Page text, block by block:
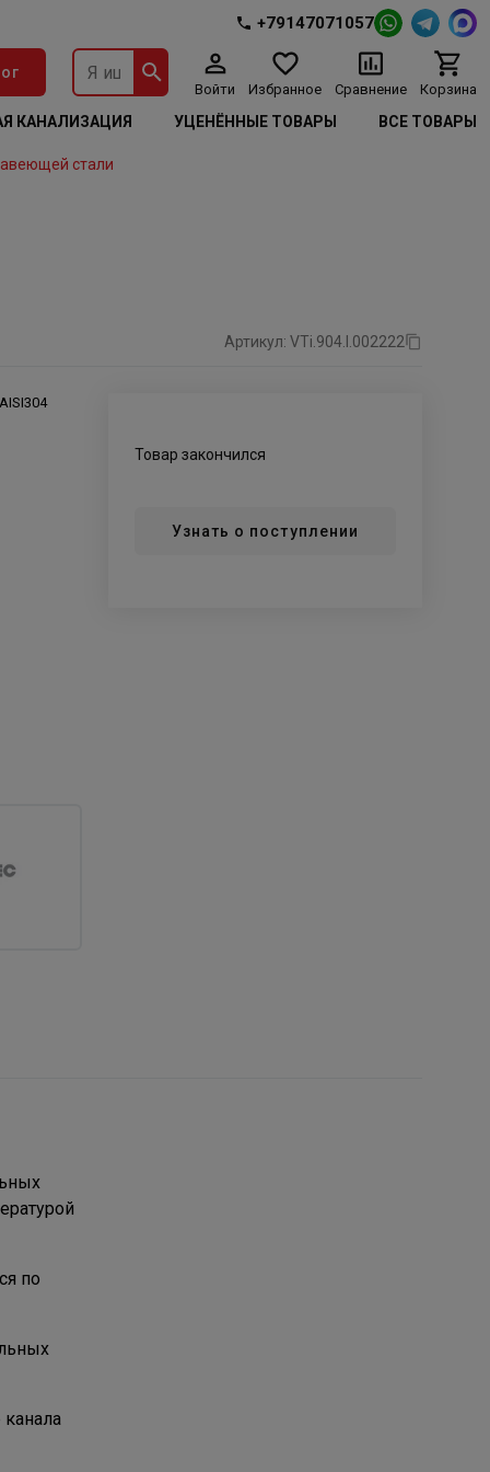
+79147071057
Войти Избранное Сравнение Корзина
КАНАЛИЗАЦИЯ УЦЕНЁННЫЕ ТОВАРЫ ВСЕ ТОВАРЫ
стали
Артикул: VTi.904.I.002222
Товар закончился
Узнать о поступлении
по